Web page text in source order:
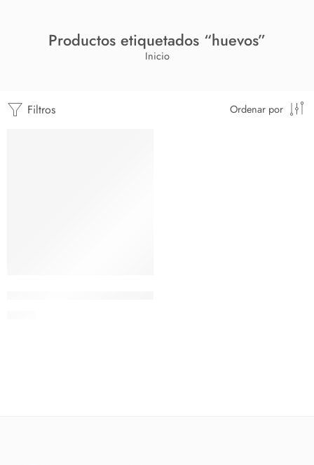
Productos etiquetados “huevos”
Inicio
Filtros Ordenar por